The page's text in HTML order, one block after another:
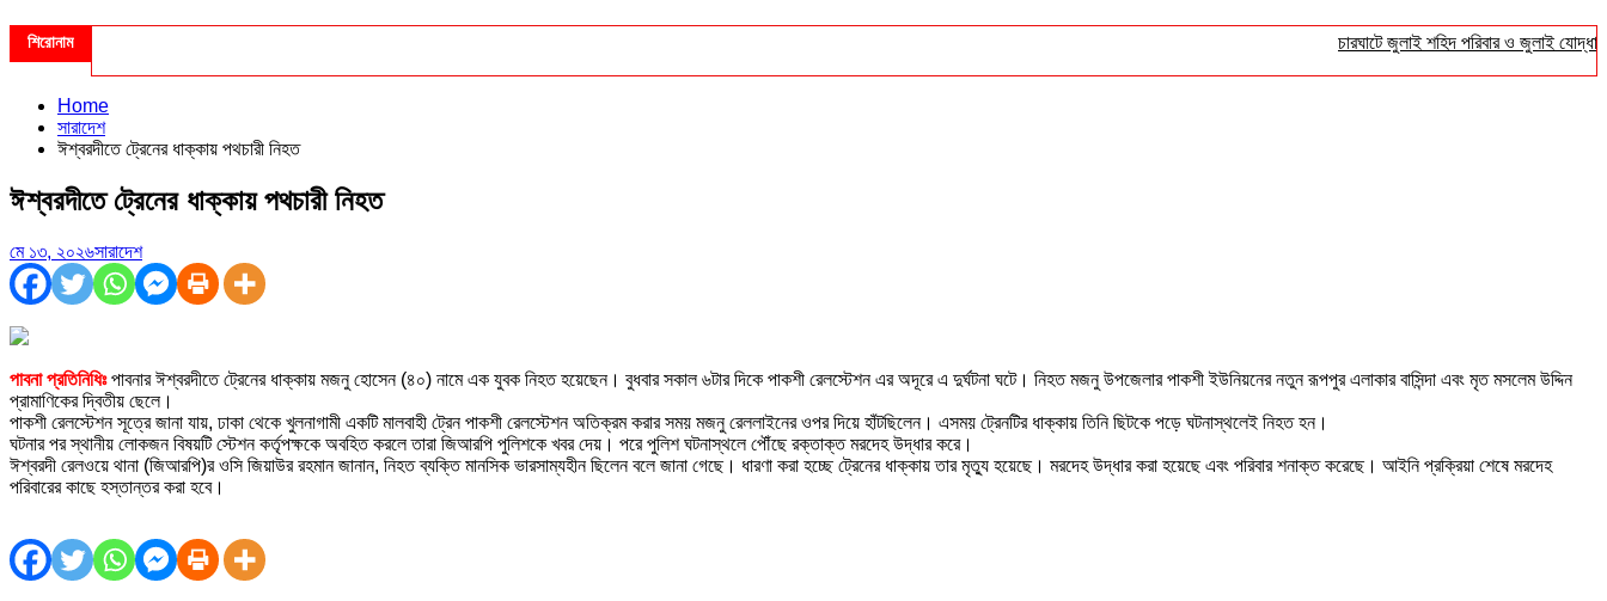
শিরোনাম চারঘাটে জুলাই শহিদ পরিবার ও জুলাই যোদ্ধাদের
Home
সারাদেশ
ঈশ্বরদীতে ট্রেনের ধাক্কায় পথচারী নিহত
ঈশ্বরদীতে ট্রেনের ধাক্কায় পথচারী নিহত
মে ১৩, ২০২৬সারাদেশ
পাবনা প্রতিনিধিঃ পাবনার ঈশ্বরদীতে ট্রেনের ধাক্কায় মজনু হোসেন (৪০) নামে এক যুবক নিহত হয়েছেন। বুধবার সকাল ৬টার দিকে পাকশী রেলস্টেশন এর অদূরে এ দুর্ঘটনা ঘটে। নিহত মজনু উপজেলার পাকশী ইউনিয়নের নতুন রূপপুর এলাকার বাসিন্দা এবং মৃত মসলেম উদ্দিন
প্রামাণিকের দ্বিতীয় ছেলে।
পাকশী রেলস্টেশন সূত্রে জানা যায়, ঢাকা থেকে খুলনাগামী একটি মালবাহী ট্রেন পাকশী রেলস্টেশন অতিক্রম করার সময় মজনু রেললাইনের ওপর দিয়ে হাঁটছিলেন। এসময় ট্রেনটির ধাক্কায় তিনি ছিটকে পড়ে ঘটনাস্থলেই নিহত হন।
ঘটনার পর স্থানীয় লোকজন বিষয়টি স্টেশন কর্তৃপক্ষকে অবহিত করলে তারা জিআরপি পুলিশকে খবর দেয়। পরে পুলিশ ঘটনাস্থলে পৌঁছে রক্তাক্ত মরদেহ উদ্ধার করে।
ঈশ্বরদী রেলওয়ে থানা (জিআরপি)র ওসি জিয়াউর রহমান জানান, নিহত ব্যক্তি মানসিক ভারসাম্যহীন ছিলেন বলে জানা গেছে। ধারণা করা হচ্ছে ট্রেনের ধাক্কায় তার মৃত্যু হয়েছে। মরদেহ উদ্ধার করা হয়েছে এবং পরিবার শনাক্ত করেছে। আইনি প্রক্রিয়া শেষে মরদেহ
পরিবারের কাছে হস্তান্তর করা হবে।